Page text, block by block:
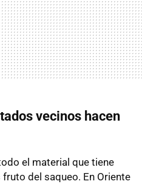
vecinos hacen
el material que tiene
del saqueo. En Oriente